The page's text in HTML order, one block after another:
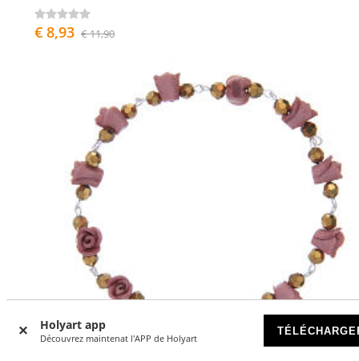
Holyart app
Découvrez maintenat l'APP de Holyart
€ 8,93 € 11,90